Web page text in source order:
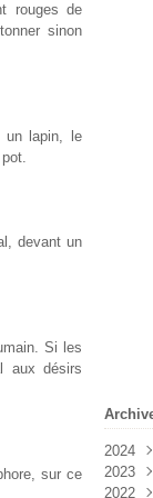
rouges de
sinon
un lapin, le
devant un
Si les
aux désirs
sur ce
2024
2023
2022